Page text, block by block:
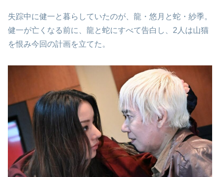
失踪中に健一と暮らしていたのが、龍・悠月と蛇・紗季。
健一が亡くなる前に、龍と蛇にすべて告白し、2人は山猫
を恨み今回の計画を立てた。